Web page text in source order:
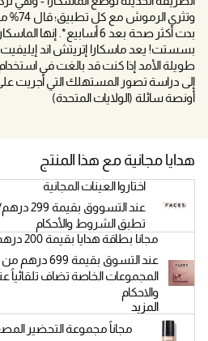
وتثري
بدت أكثر صحة بعد 6 أسابيع*.
أونصة سائلة (الولايات المتحدة)
هدايا مجانية مع هذا المنتج
اختاروا العينات المجانية
عند
تطبق الشروط والأحكام
مجانا بطاقة هدايا بقيمة 200 درهم
عند التسوق
المجموعات الخاصة تضاف تلقائياً
والاحكام
المزيد
مجاناً مجموعة التحضير